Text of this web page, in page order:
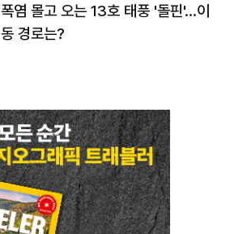
폭염 몰고 오는 13호 태풍 '돌핀'…이
동 경로는?